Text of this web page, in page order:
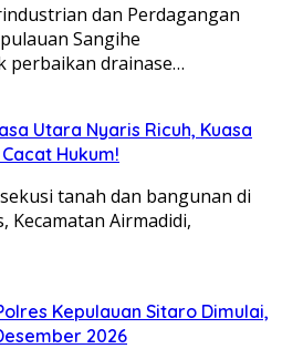
dan Perdagangan
Sangihe
perbaikan drainase…
Utara Nyaris Ricuh, Kuasa
Hukum!
tanah dan bangunan di
Kecamatan Airmadidi,
Kepulauan Sitaro Dimulai,
2026